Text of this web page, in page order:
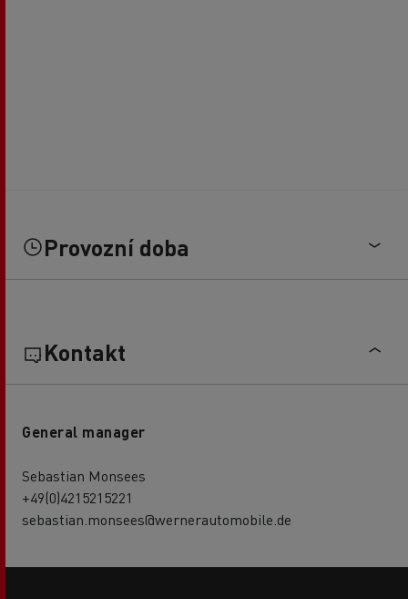
Provozní doba
Kontakt
General manager
Sebastian Monsees
+49(0)4215215221
sebastian.monsees@wernerautomobile.de